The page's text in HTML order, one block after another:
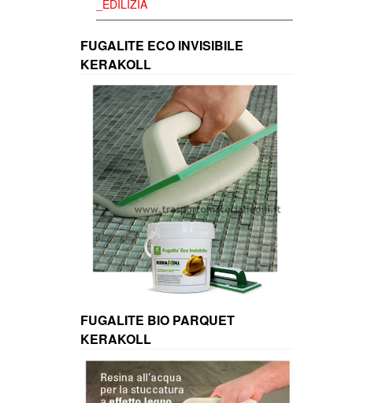
_EDILIZIA
FUGALITE ECO INVISIBILE
KERAKOLL
FUGALITE BIO PARQUET
KERAKOLL